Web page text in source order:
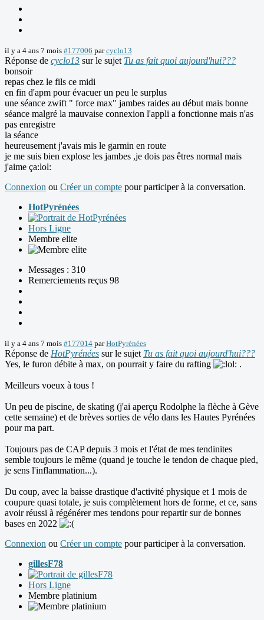
il y a 4 ans 7 mois #177006 parcyclo13
Réponse de cyclo13 sur le sujet Tu as fait quoi aujourd'hui???
bonsoir
repas chez le fils ce midi
en fin d'apm pour évacuer un peu le surplus
une séance zwift " force max" jambes raides au début mais bonne
séance malgré la mauvaise connexion l'appli a fonctionne mais n'as
pas enregistre
la séance
heureusement j'avais mis le garmin en route
je me suis bien explose les jambes ,je dois pas êtres normal mais
j'aime ça:lol:
Connexion ou Créer un compte pour participer à la conversation.
HotPyrénées
Hors Ligne
Membre elite
Messages : 310
Remerciements reçus 98
il y a 4 ans 7 mois #177014 parHotPyrénées
Réponse de HotPyrénées sur le sujet Tu as fait quoi aujourd'hui???
Yes, le furon débite à max, on pourrait y faire du rafting
.
Meilleurs voeux à tous !
Un peu de piscine, de skating (j'ai aperçu Rodolphe la flèche à Gève
cette semaine) et de brèves sorties de vélo dans les Hautes Pyrénées
pour ma part.
Toujours pas de CAP depuis 3 mois et l'état de mes tendinites
semble toujours le même (quand je touche le tendon de chaque pied,
je sens l'inflammation...).
Du coup, avec la baisse drastique d'activité physique et 1 mois de
coupure quasi totale, je suis complètement hors de forme, et ce, sans
avoir réussi à régénérer mes tendons pour repartir sur de bonnes
bases en 2022
Connexion ou Créer un compte pour participer à la conversation.
gillesF78
Hors Ligne
Membre platinium